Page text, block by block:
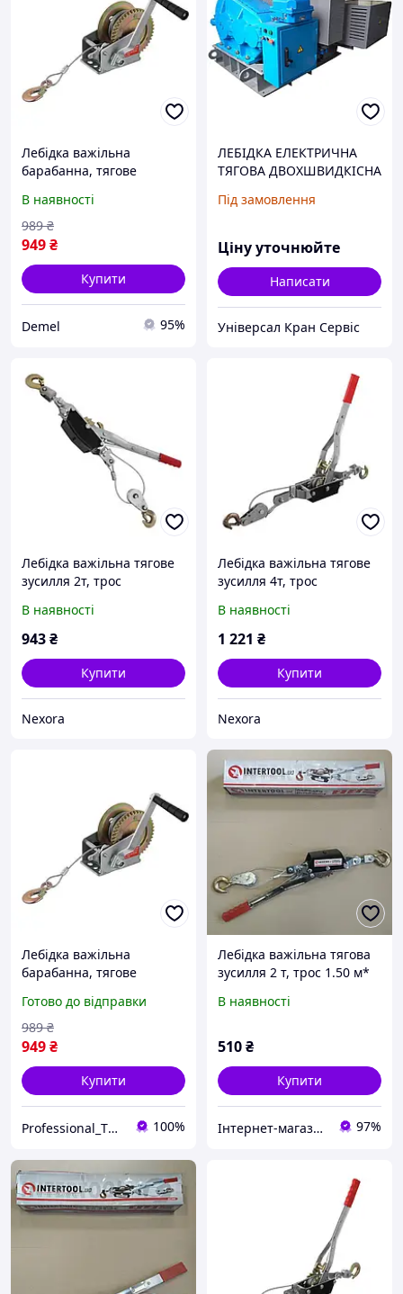
Лебідка важільна
барабанна, тягове
трос INTERTOOL GT1454
В наявності
949₴
989 ₴
Купити
Demel 95%
ЛЕБІДКА ЕЛЕКТРИЧНА
ТЯГОВА ДВОХШВИДКІСНА
Під замовлення
Ціну уточнюйте
Написати
Універсал Кран Сервіс
Лебідка важільна тягове
зусилля 2т, трос
довжина троса 0,75м
INTERTOOL GT1442
В наявності
943₴
Купити
Nexora
Лебідка важільна тягове
зусилля 4т, трос
довжина троса 1.20м
INTERTOOL GT1444
В наявності
1 221 ₴
Купити
Nexora
Лебідка важільна
барабанна, тягове
трос INTERTOOL GT1454
PPO26
Готово до відправки
949₴
989 ₴
Купити
Professional_TOOLS 100%
Лебідка важільна тягова
зусилля 2 т, трос 1.50 м*
троса 0,75 м пр-во
В наявності
510₴
Купити
Інтернет-магазин "Деталіон" 97%